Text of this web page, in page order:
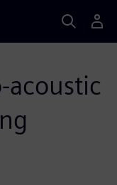
acoustic